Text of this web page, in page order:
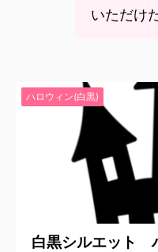
いただけ
ハロウィン(白黒)
白黒シルエット